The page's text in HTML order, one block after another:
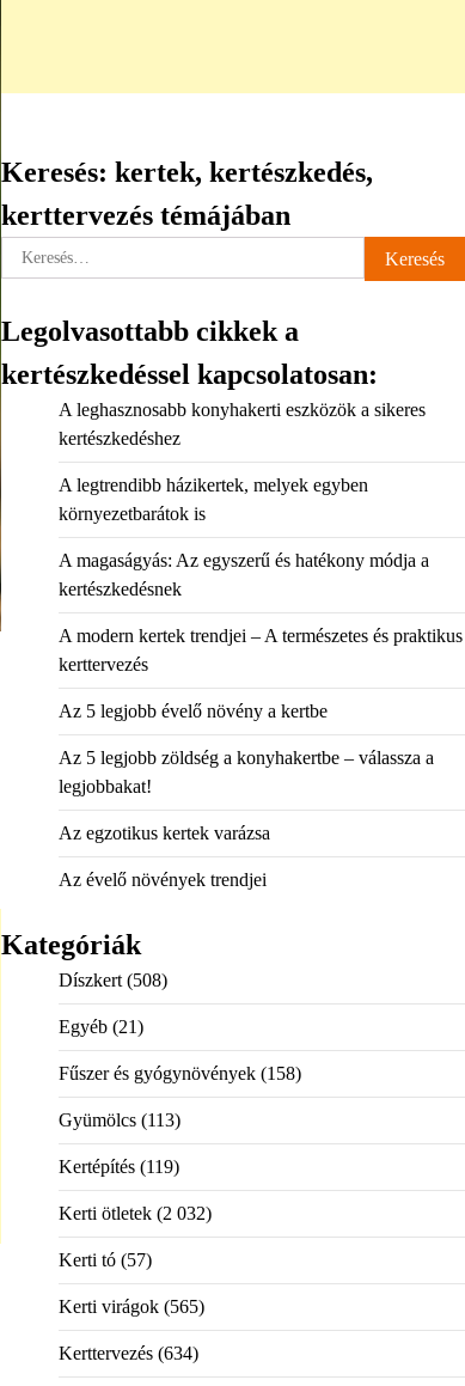
Keresés: kertek, kertészkedés,
kerttervezés témájában
Keresés:
Legolvasottabb cikkek a
kertészkedéssel kapcsolatosan:
A leghasznosabb konyhakerti eszközök a sikeres
kertészkedéshez
A legtrendibb házikertek, melyek egyben
környezetbarátok is
A magaságyás: Az egyszerű és hatékony módja a
kertészkedésnek
A modern kertek trendjei – A természetes és praktikus
kerttervezés
Az 5 legjobb évelő növény a kertbe
Az 5 legjobb zöldség a konyhakertbe – válassza a
legjobbakat!
Az egzotikus kertek varázsa
Az évelő növények trendjei
Kategóriák
Díszkert(508)
Egyéb(21)
Fűszer és gyógynövények(158)
Gyümölcs(113)
Kertépítés(119)
Kerti ötletek(2 032)
Kerti tó(57)
Kerti virágok(565)
Kerttervezés(634)